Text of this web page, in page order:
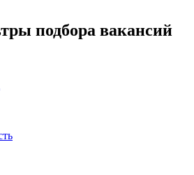
подбора вакансий